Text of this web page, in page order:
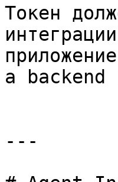
Токен
а backend
---